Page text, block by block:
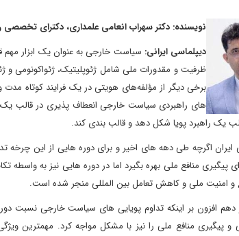
نویسنده: دکتر سهراب انعامی علمداری، دکترای تخصصی
دیپلماسی ایرانی: سیاست خارجی به عنوان یک ابزار
ظرفیت و مقدورات‌ ملی شامل ژئوپلیتیک، ژئواکونومی و
برخی دیگر از مؤلفه‌های هویتی در یک فرایند کوتاه
های راهبردی سیاست خارجی انعطاف پذیری در قالب
یک راهبرد پویا شکل دهد و قالب بندی کند.
اگرچه طی دهه های اخیر و برای دوره هایی از این چرخه
پیگیری منافع ملی بهره بگیرد اما در دوره هایی نیز به
و امنیت ملی و کاهش تعامل بین المللی منجر شده است.
دهم افزون بر اینکه تداوم پویایی های سیاست خارجی
پیگیری منافع ملی را نیز با مشکل مواجه کرد. مهمترین